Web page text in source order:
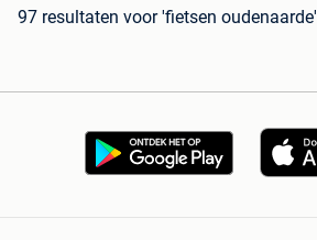
97 resultaten voor 'fietsen oudenaarde'